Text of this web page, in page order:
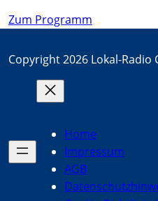
Zum Programm
Copyright 2026 Lokal-Radio
Home
Impressum
AGB